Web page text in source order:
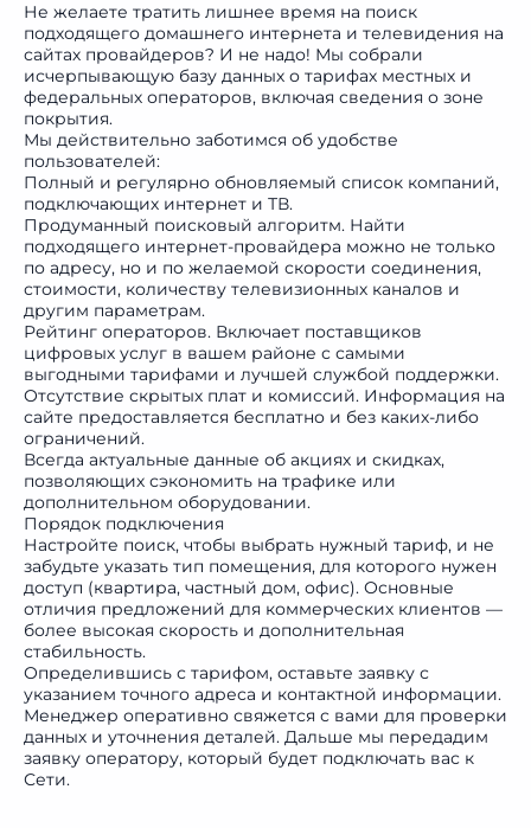
Не желаете тратить лишнее время на поиск
подходящего домашнего интернета и телевидения на
сайтах провайдеров? И не надо! Мы собрали
исчерпывающую базу данных о тарифах местных и
федеральных операторов, включая сведения о зоне
покрытия.
Мы действительно заботимся об удобстве
пользователей:
Полный и регулярно обновляемый список компаний,
подключающих интернет и ТВ.
Продуманный поисковый алгоритм. Найти
подходящего интернет-провайдера можно не только
по адресу, но и по желаемой скорости соединения,
стоимости, количеству телевизионных каналов и
другим параметрам.
Рейтинг операторов. Включает поставщиков
цифровых услуг в вашем районе с самыми
выгодными тарифами и лучшей службой поддержки.
Отсутствие скрытых плат и комиссий. Информация на
сайте предоставляется бесплатно и без каких-либо
ограничений.
Всегда актуальные данные об акциях и скидках,
позволяющих сэкономить на трафике или
дополнительном оборудовании.
Порядок подключения
Настройте поиск, чтобы выбрать нужный тариф, и не
забудьте указать тип помещения, для которого нужен
доступ (квартира, частный дом, офис). Основные
отличия предложений для коммерческих клиентов —
более высокая скорость и дополнительная
стабильность.
Определившись с тарифом, оставьте заявку с
указанием точного адреса и контактной информации.
Менеджер оперативно свяжется с вами для проверки
данных и уточнения деталей. Дальше мы передадим
заявку оператору, который будет подключать вас к
Сети.